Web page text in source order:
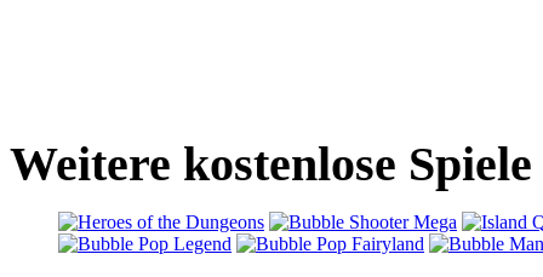
Weitere kostenlose